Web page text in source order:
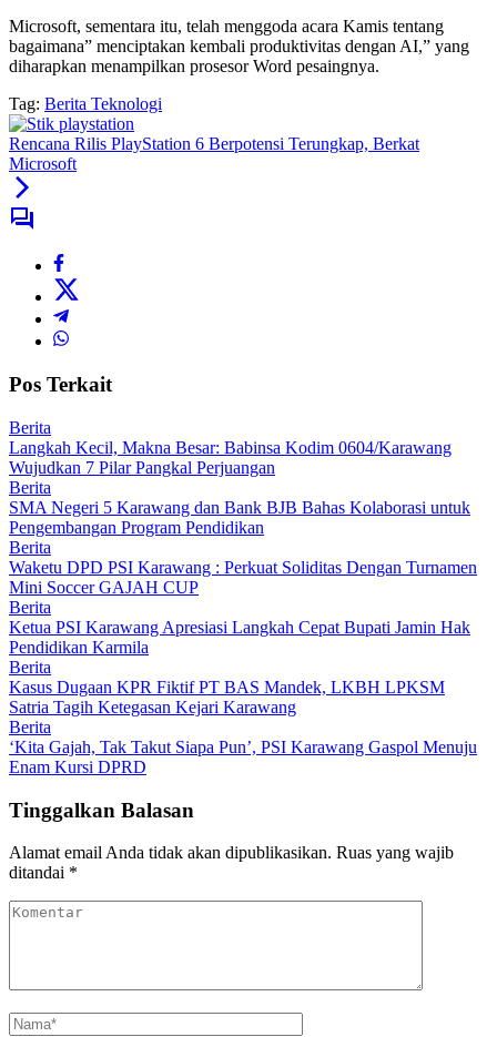
Microsoft, sementara itu, telah menggoda acara Kamis tentang
bagaimana” menciptakan kembali produktivitas dengan AI,” yang
diharapkan menampilkan prosesor Word pesaingnya.
Tag: Berita Teknologi
Rencana Rilis PlayStation 6 Berpotensi Terungkap, Berkat
Microsoft
Pos Terkait
Berita
Langkah Kecil, Makna Besar: Babinsa Kodim 0604/Karawang
Wujudkan 7 Pilar Pangkal Perjuangan
Berita
SMA Negeri 5 Karawang dan Bank BJB Bahas Kolaborasi untuk
Pengembangan Program Pendidikan
Berita
Waketu DPD PSI Karawang : Perkuat Soliditas Dengan Turnamen
Mini Soccer GAJAH CUP
Berita
Ketua PSI Karawang Apresiasi Langkah Cepat Bupati Jamin Hak
Pendidikan Karmila
Berita
Kasus Dugaan KPR Fiktif PT BAS Mandek, LKBH LPKSM
Satria Tagih Ketegasan Kejari Karawang
Berita
‘Kita Gajah, Tak Takut Siapa Pun’, PSI Karawang Gaspol Menuju
Enam Kursi DPRD
Tinggalkan Balasan
Alamat email Anda tidak akan dipublikasikan. Ruas yang wajib
ditandai *